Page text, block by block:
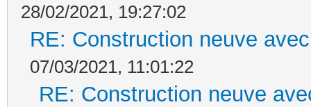
28/02/2021, 19:27:02
RE: Construction neuve
07/03/2021, 11:01:22
RE: Construction neuve